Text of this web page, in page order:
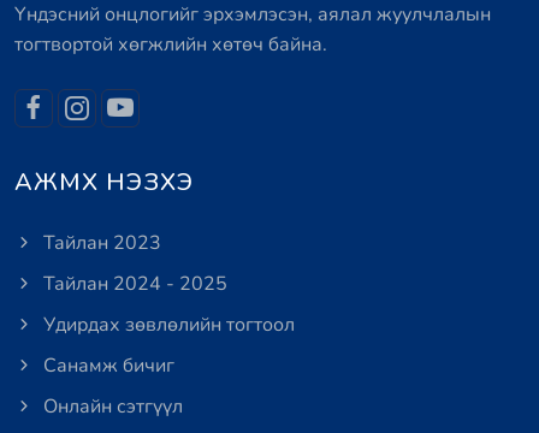
Үндэсний онцлогийг эрхэмлэсэн, аялал жуулчлалын
тогтвортой хөгжлийн хөтөч байна.
АЖМХ НЭЗХЭ
Тайлан 2023
Тайлан 2024 - 2025
Удирдах зөвлөлийн тогтоол
Санамж бичиг
Онлайн сэтгүүл